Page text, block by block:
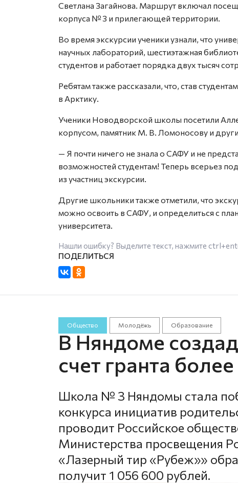
Светлана Загайнова. Маршрут включал
корпуса № 3 и прилегающей территории.
Во время экскурсии ученики узнали, что
научных лабораторий, шестиэтажная
студентов и работает порядка двух тысяч
Ребятам также рассказали, что, став
в Арктику.
Ученики Новодворской школы посетили
корпусом, памятник М. В. Ломоносову и
— Я почти ничего не знала о САФУ и не
возможностей студентам! Теперь всерьез
из участниц экскурсии.
Другие школьники также отметили, что
можно освоить в САФУ, и определиться с
университета.
Нашли ошибку? Выделите текст, нажмите
Общество Молодёжь Образование
В Няндоме
счет гранта
Школа № 3 Няндомы стала
конкурса инициатив
проводит Российское
Министерства просвещения
«Лазерный тир «Рубеж»»
получит 1 056 600 рублей.